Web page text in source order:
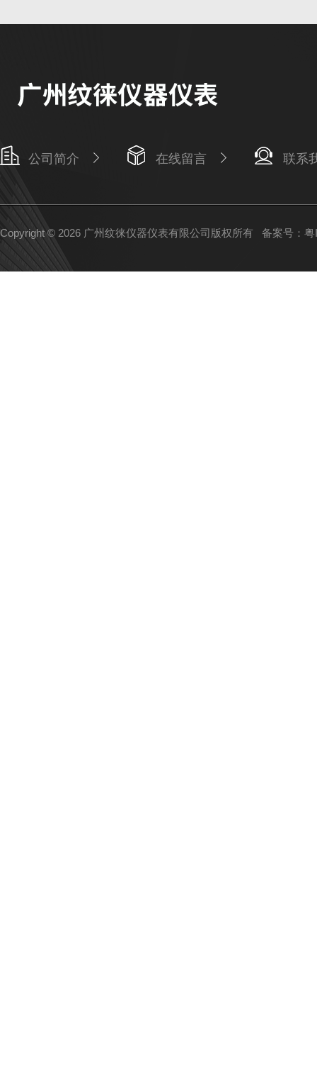
公司简介 在线留言 联系
Copyright © 2026 广州纹徕仪器仪表有限公司版权所有 备案号：